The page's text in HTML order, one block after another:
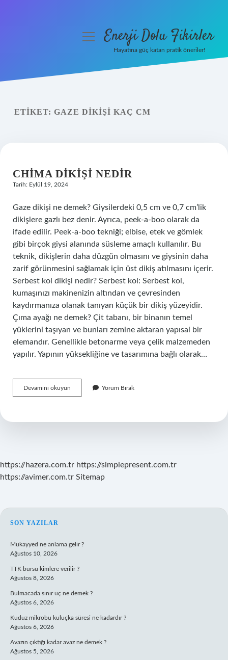
Yasal Uyarı
menüyüEnerji Dolu Fikirler
Hayatına güç katan pratik öneriler!
ETIKET: GAZE DIKIŞI KAÇ CM
CHIMA DIKIŞI NEDIR
Tarih: Eylül 19, 2024
Gaze dikişi ne demek? Giysilerdeki 0,5 cm ve 0,7 cm’lik
dikişlere gazlı bez denir. Ayrıca, peek-a-boo olarak da
ifade edilir. Peek-a-boo tekniği; elbise, etek ve gömlek
gibi birçok giysi alanında süsleme amaçlı kullanılır. Bu
teknik, dikişlerin daha düzgün olmasını ve giysinin daha
zarif görünmesini sağlamak için üst dikiş atılmasını içerir.
Serbest kol dikişi nedir? Serbest kol: Serbest kol,
kumaşınızı makinenizin altından ve çevresinden
kaydırmanıza olanak tanıyan küçük bir dikiş yüzeyidir.
Çıma ayağı ne demek? Çit tabanı, bir binanın temel
yüklerini taşıyan ve bunları zemine aktaran yapısal bir
elemandır. Genellikle betonarme veya çelik malzemeden
yapılır. Yapının yüksekliğine ve tasarımına bağlı olarak…
Devamını okuyun
Dikişi
Yorum Bırak
https://hazera.com.tr https://simplepresent.com.tr
https://avimer.com.tr Sitemap
SIDEBAR
SON YAZILAR
Mukayyed ne anlama gelir ?
Ağustos 10, 2026
TTK bursu kimlere verilir ?
Ağustos 8, 2026
Bulmacada sınır uç ne demek ?
Ağustos 6, 2026
Kuduz mikrobu kuluçka süresi ne kadardır ?
Ağustos 6, 2026
Avazın çıktığı kadar avaz ne demek ?
Ağustos 5, 2026